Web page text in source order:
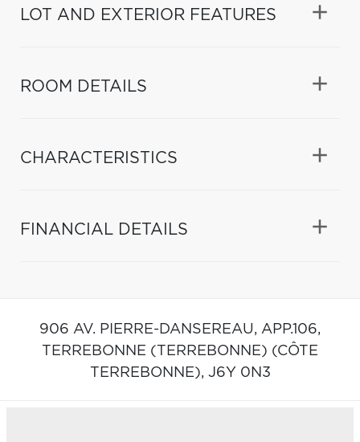
LOT AND EXTERIOR FEATURES
ROOM DETAILS
CHARACTERISTICS
FINANCIAL DETAILS
906 AV. PIERRE-DANSEREAU, APP.106,
TERREBONNE (TERREBONNE) (CÔTE
TERREBONNE), J6Y 0N3